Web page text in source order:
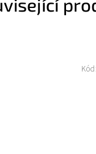
Kód: